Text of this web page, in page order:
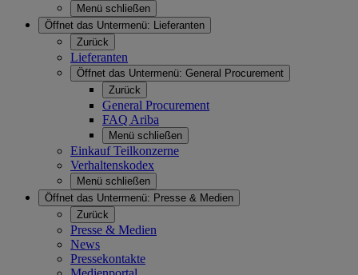
Menü schließen
Öffnet das Untermenü: Lieferanten
Zurück
Lieferanten
Öffnet das Untermenü: General Procurement
Zurück
General Procurement
FAQ Ariba
Menü schließen
Einkauf Teilkonzerne
Verhaltenskodex
Menü schließen
Öffnet das Untermenü: Presse & Medien
Zurück
Presse & Medien
News
Pressekontakte